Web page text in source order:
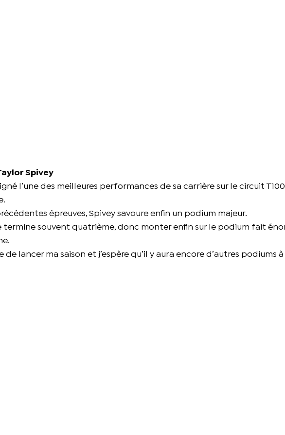
Spivey
l’une des meilleures performances de sa carrière sur le circuit
épreuves, Spivey savoure enfin un podium majeur.
termine souvent quatrième, donc monter enfin sur le podium fait
de lancer ma saison et j’espère qu’il y aura encore d’autres podiums à